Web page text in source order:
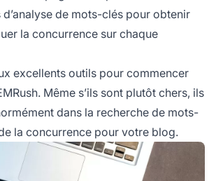
de mots-clés pour obtenir
la concurrence sur chaque
excellents outils pour commencer
Même s’ils sont plutôt chers, ils
dans la recherche de mots-
la concurrence pour votre blog.